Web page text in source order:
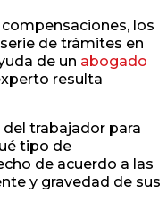
los
de trámites en
de un abogado
resulta
trabajador para
tipo de
de acuerdo a las
y gravedad de sus